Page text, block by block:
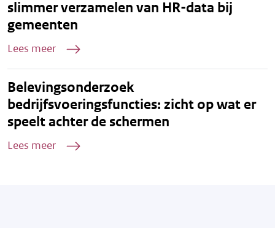
slimmer verzamelen van HR-data bij
gemeenten
Lees meer
Belevingsonderzoek
bedrijfsvoeringsfuncties: zicht op wat er
speelt achter de schermen
Lees meer